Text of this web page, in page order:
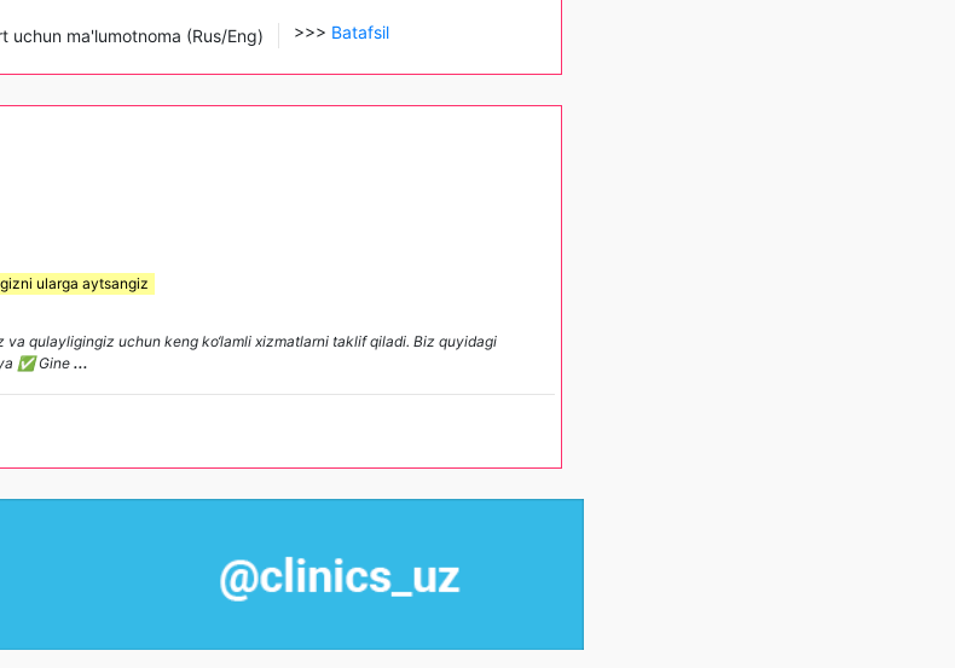
uchun ma'lumotnoma (Rus/Eng) >>> Batafsil
ularga aytsangiz
va qulayligingiz uchun keng ko‘lamli xizmatlarni taklif qiladi. Biz quyidagi
✅ Gine...